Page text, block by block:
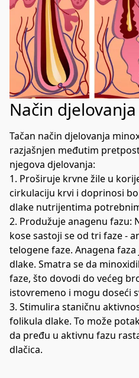
Način djelovanja
Tačan način djelovanja
razjašnjen međutim
njegova djelovanja:
1. Proširuje krvne žile u
cirkulaciju krvi i doprinosi
dlake nutrijentima
2. Produžuje anagenu fazu:
kose sastoji se od tri faze -
telogene faze. Anagena
dlake. Smatra se da
faze, što dovodi do većeg
istovremeno i mogu doseći
3. Stimulira staničnu
folikula dlake. To može
da pređu u aktivnu fazu
dlačica.